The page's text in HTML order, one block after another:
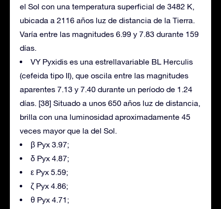
el Sol con una temperatura superficial de 3482 K,
ubicada a 2116 años luz de distancia de la Tierra.
Varía entre las magnitudes 6.99 y 7.83 durante 159
días.
VY Pyxidis es una estrellavariable BL Herculis
(cefeida tipo II), que oscila entre las magnitudes
aparentes 7.13 y 7.40 durante un período de 1.24
días. [38] Situado a unos 650 años luz de distancia,
brilla con una luminosidad aproximadamente 45
veces mayor que la del Sol.
β Pyx 3.97;
δ Pyx 4.87;
ε Pyx 5.59;
ζ Pyx 4.86;
θ Pyx 4.71;